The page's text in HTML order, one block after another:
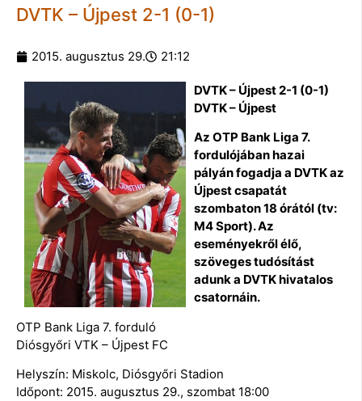
DVTK – Újpest 2-1 (0-1)
2015. augusztus 29. 21:12
DVTK – Újpest 2-1 (0-1)
DVTK – Újpest
Az OTP Bank Liga 7.
fordulójában hazai
pályán fogadja a DVTK az
Újpest csapatát
szombaton 18 órától (tv:
M4 Sport). Az
eseményekről élő,
szöveges tudósítást
adunk a DVTK hivatalos
csatornáin.
OTP Bank Liga 7. forduló
Diósgyőri VTK – Újpest FC
Helyszín: Miskolc, Diósgyőri Stadion
Időpont: 2015. augusztus 29., szombat 18:00